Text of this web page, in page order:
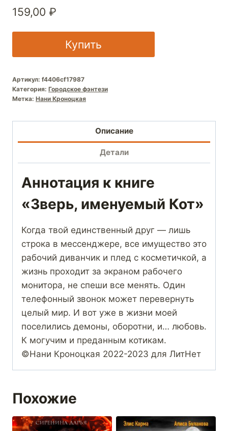
159,00 ₽
Купить
Артикул: f4406cf17987
Категория: Городское фэнтези
Метка: Нани Кроноцкая
Описание
Детали
Аннотация к книге
«Зверь, именуемый Кот»
Когда твой единственный друг — лишь
строка в мессенджере, все имущество это
рабочий диванчик и плед с косметичкой, а
жизнь проходит за экраном рабочего
монитора, не спеши все менять. Один
телефонный звонок может перевернуть
целый мир. И вот уже в жизни моей
поселились демоны, оборотни, и… любовь.
К могучим и преданным котикам.
©Нани Кроноцкая 2022-2023 для ЛитНет
Похожие